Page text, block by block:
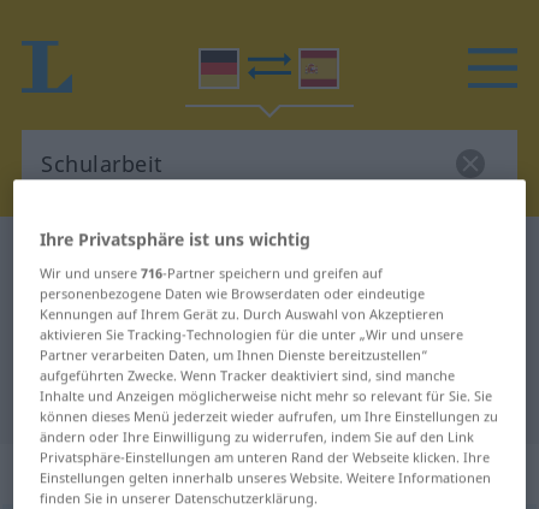
Deutsch-Spanisch Wörterbuch
Deutsch-Spanisch Übersetzung für
"Schularbeit"
"Schularbeit" Spanisch Übersetzung
„Schularbeit“: Femininum
Ihre Privatsphäre ist uns wichtig
Wir und unsere716-Partner speichern und greifen auf
personenbezogene Daten wie Browserdaten oder eindeutige
Kennungen auf Ihrem Gerät zu. Durch Auswahl von Akzeptieren
aktivieren Sie Tracking-Technologien für die unter „Wir und unsere
Partner verarbeiten Daten, um Ihnen Dienste bereitzustellen“
aufgeführten Zwecke. Wenn Tracker deaktiviert sind, sind manche
Inhalte und Anzeigen möglicherweise nicht mehr so relevant für Sie. Sie
können dieses Menü jederzeit wieder aufrufen, um Ihre Einstellungen zu
ändern oder Ihre Einwilligung zu widerrufen, indem Sie auf den Link
Privatsphäre-Einstellungen am unteren Rand der Webseite klicken. Ihre
Einstellungen gelten innerhalb unseres Website. Weitere Informationen
finden Sie in unserer Datenschutzerklärung.